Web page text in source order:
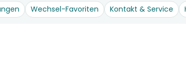
Wechsel-Favoriten Kontakt & Service